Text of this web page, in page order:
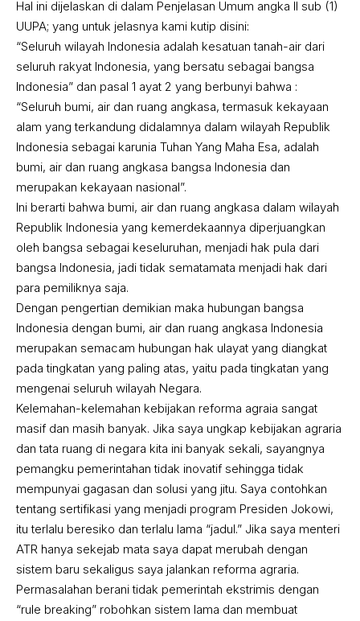
Hal ini dijelaskan di dalam Penjelasan Umum angka II sub (1)
UUPA; yang untuk jelasnya kami kutip disini:
“Seluruh wilayah Indonesia adalah kesatuan tanah-air dari
seluruh rakyat Indonesia, yang bersatu sebagai bangsa
Indonesia” dan pasal 1 ayat 2 yang berbunyi bahwa :
“Seluruh bumi, air dan ruang angkasa, termasuk kekayaan
alam yang terkandung didalamnya dalam wilayah Republik
Indonesia sebagai karunia Tuhan Yang Maha Esa, adalah
bumi, air dan ruang angkasa bangsa Indonesia dan
merupakan kekayaan nasional”.
Ini berarti bahwa bumi, air dan ruang angkasa dalam wilayah
Republik Indonesia yang kemerdekaannya diperjuangkan
oleh bangsa sebagai keseluruhan, menjadi hak pula dari
bangsa Indonesia, jadi tidak sematamata menjadi hak dari
para pemiliknya saja.
Dengan pengertian demikian maka hubungan bangsa
Indonesia dengan bumi, air dan ruang angkasa Indonesia
merupakan semacam hubungan hak ulayat yang diangkat
pada tingkatan yang paling atas, yaitu pada tingkatan yang
mengenai seluruh wilayah Negara.
Kelemahan-kelemahan kebijakan reforma agraia sangat
masif dan masih banyak. Jika saya ungkap kebijakan agraria
dan tata ruang di negara kita ini banyak sekali, sayangnya
pemangku pemerintahan tidak inovatif sehingga tidak
mempunyai gagasan dan solusi yang jitu. Saya contohkan
tentang sertifikasi yang menjadi program Presiden Jokowi,
itu terlalu beresiko dan terlalu lama “jadul.” Jika saya menteri
ATR hanya sekejab mata saya dapat merubah dengan
sistem baru sekaligus saya jalankan reforma agraria.
Permasalahan berani tidak pemerintah ekstrimis dengan
“rule breaking” robohkan sistem lama dan membuat